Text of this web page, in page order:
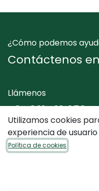
¿Cómo podemos
Contáctenos
Llámenos
+34 961 412 050
Envíenos un mensaje
Utilizamos cookies
experiencia de
Política de cookies